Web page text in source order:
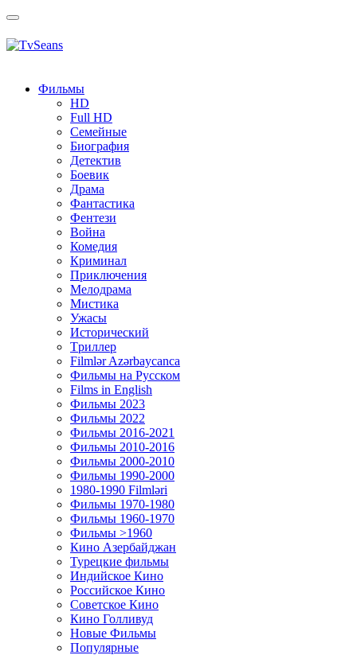
Toggle
Фильмы
HD
Full HD
Семейные
Биография
Детектив
Боевик
Драма
Фантастика
Фентези
Война
Комедия
Криминал
Приключения
Мелодрама
Мистика
Ужасы
Исторический
Tриллер
Filmlər Azərbaycanca
Фильмы на Русском
Films in English
Фильмы 2023
Фильмы 2022
Фильмы 2016-2021
Фильмы 2010-2016
Фильмы 2000-2010
Фильмы 1990-2000
1980-1990 Filmləri
Фильмы 1970-1980
Фильмы 1960-1970
Фильмы >1960
Кино Азербайджан
Турецкие фильмы
Индийское Кино
Российское Кино
Советское Кино
Кино Голливуд
Новые Фильмы
Популярные